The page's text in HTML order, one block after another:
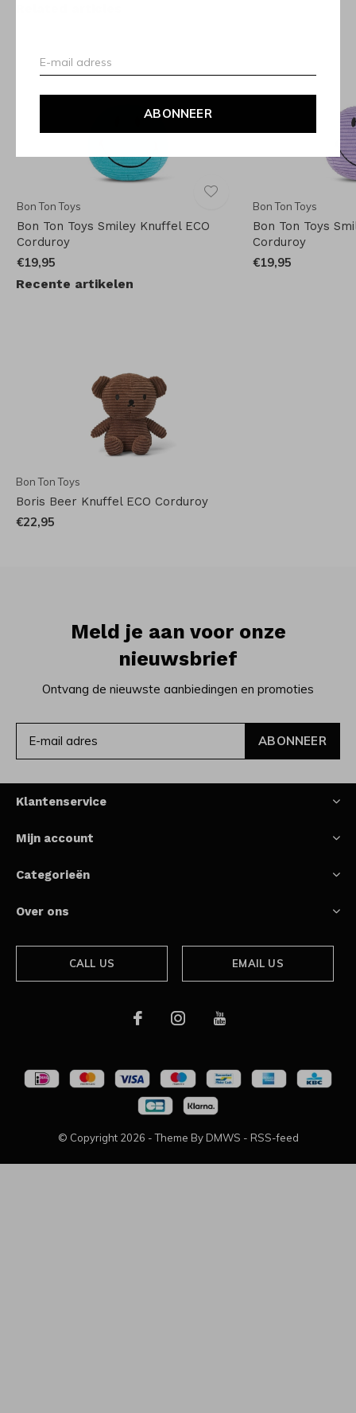
ABONNEER
Bon Ton Toys
Bon Ton Toys Smiley Knuffel ECO
Corduroy
€19,95
Bon Ton Toys
Bon Ton Toys
Corduroy
€19,95
Recente artikelen
Bon Ton Toys
Boris Beer Knuffel ECO Corduroy
€22,95
Meld je aan voor onze
nieuwsbrief
Ontvang de nieuwste aanbiedingen en promoties
ABONNEER
Klantenservice
Mijn account
Categorieën
Over ons
CALL US EMAIL US
© Copyright 2026 - Theme By DMWS - RSS-feed